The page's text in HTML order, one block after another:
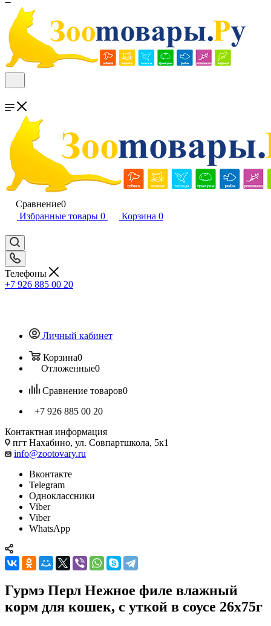
Сравнение0
Избранные товары 0 Корзина 0
Телефоны
+7 926 885 00 20
Личный кабинет
Корзина0
Отложенные0
Сравнение товаров0
+7 926 885 00 20
Контактная информация
пгт Нахабино, ул. Совпартшкола, 5к1
info@zootovary.ru
Вконтакте
Telegram
Одноклассники
Viber
Viber
WhatsApp
Гурмэ Перл Нежное филе влажный
корм для кошек, с уткой в соусе 26х75г